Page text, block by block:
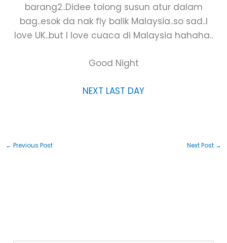
barang2..Didee tolong susun atur dalam
bag..esok da nak fly balik Malaysia..so sad..I
love UK..but I love cuaca di Malaysia hahaha..
Good Night
NEXT LAST DAY
← Previous Post Next Post →